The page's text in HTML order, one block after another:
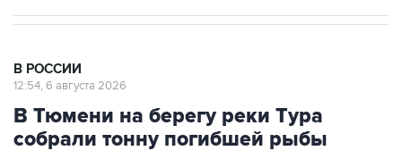
В РОССИИ
12:54, 6 августа 2026
В Тюмени на берегу реки Тура
собрали тонну погибшей рыбы